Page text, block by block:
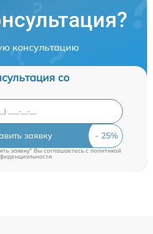
консультацию
со
заявку
заявку" Вы соглашаетесь cполитикой